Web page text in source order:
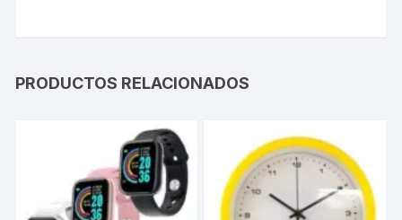
PRODUCTOS RELACIONADOS